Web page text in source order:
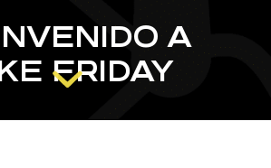
Perfecta para Tu Nueva Aventura
A
FRIDAY